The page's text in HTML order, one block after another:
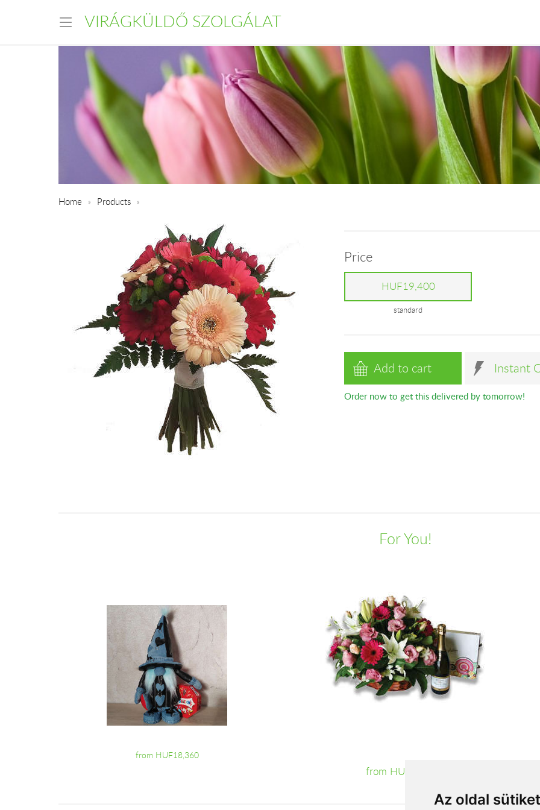
Az oldal
VIRÁGKÜLDŐ SZOLGÁLAT
Home Products
Price
HUF19,400
standard
Add to cart Instant
Order now to get this delivered by tomorrow!
For You!
from HUF18,360
from HUF31,680